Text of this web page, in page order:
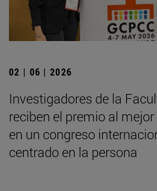
02 | 06 | 2026
Investigadores de la
reciben el premio al
en un congreso
centrado en la persona